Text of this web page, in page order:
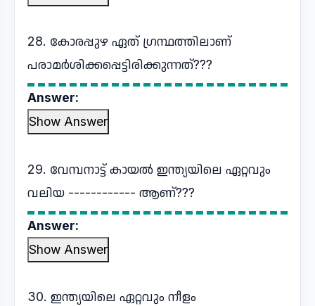
28. കോരപ്പുഴ ഏത് ഗ്രന്ഥത്തിലാണ്
പരാമർശിക്കപ്പെട്ടിരിക്കുന്നത്???
Answer:
Show Answer
29. വേമ്പനാട്ട് കായൽ ഇന്ത്യയിലെ ഏറ്റവും
വലിയ ------------ ആണ്???
Answer:
Show Answer
30. ഇന്ത്യയിലെ ഏറ്റവും നീളം